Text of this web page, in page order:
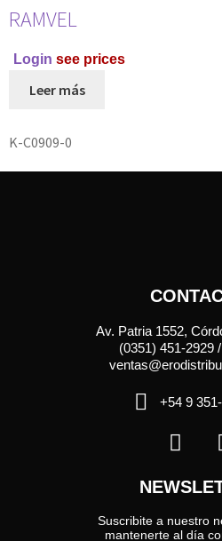
K-C0909-0
RAMVEL
Login see prices
Leer más
Av. Patria 1552,
(0351) 451-2929
+54 9
Suscribite a nuestro
mantenerte al día